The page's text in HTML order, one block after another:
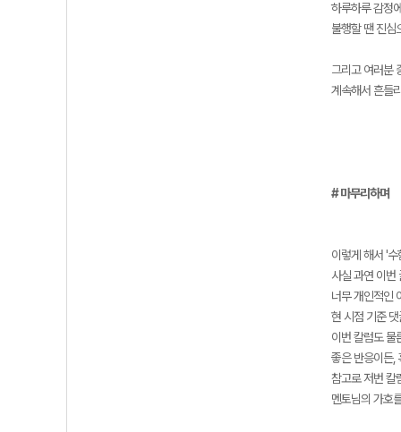
하루하루 감정
불행할 땐 진심
그리고 여러분
계속해서 흔들
# 마무리하며
이렇게 해서 '
사실 과연 이번
너무 개인적인
현 시점 기준
이번 칼럼도 물
좋은 반응이든,
참고로 저번 칼
멘토님의 가호